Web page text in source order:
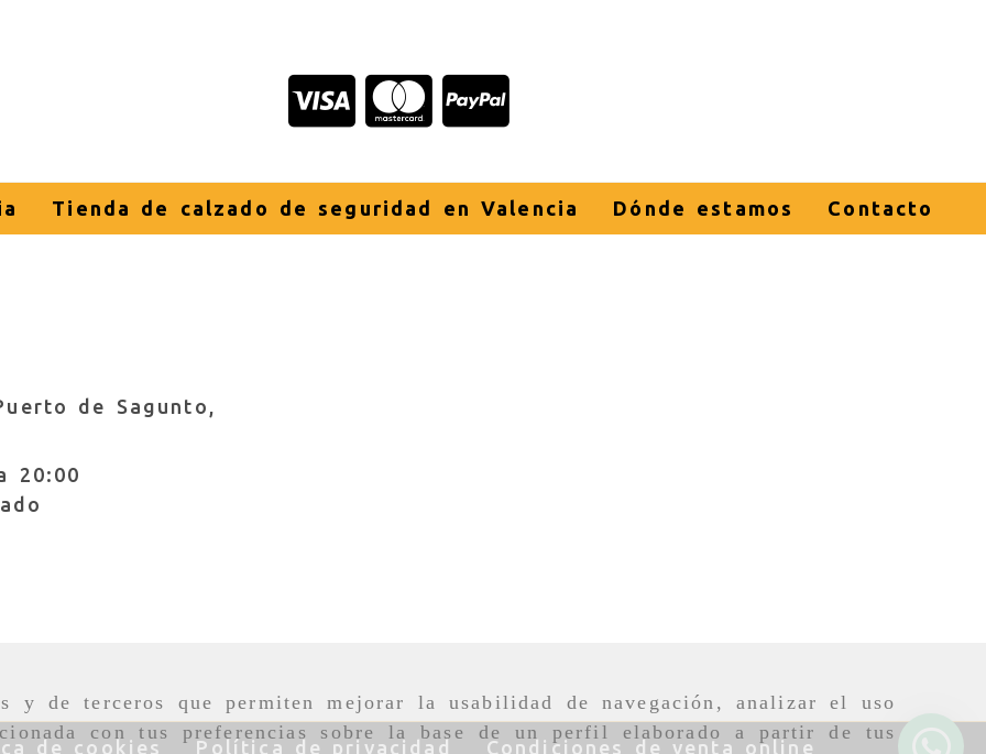
y de terceros que permiten mejorar la usabilidad de navegación, analizar el uso
con tus preferencias sobre la base de un perfil elaborado a partir de tus
Tienda de calzado de seguridad en Valencia Dónde estamos Contacto
de Sagunto,
20:00
de cookies Política de privacidad Condiciones de venta online